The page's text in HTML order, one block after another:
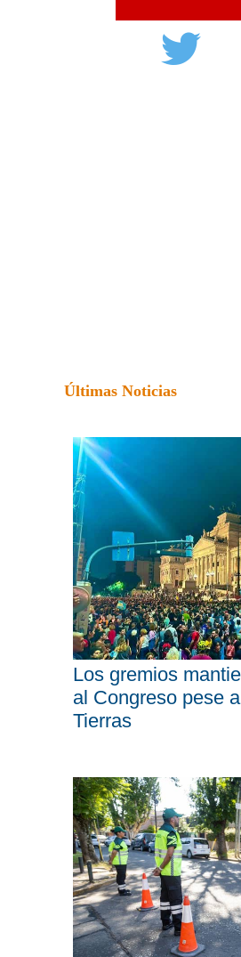
Últimas Noticias
Los gremios
al Congreso pese
Tierras